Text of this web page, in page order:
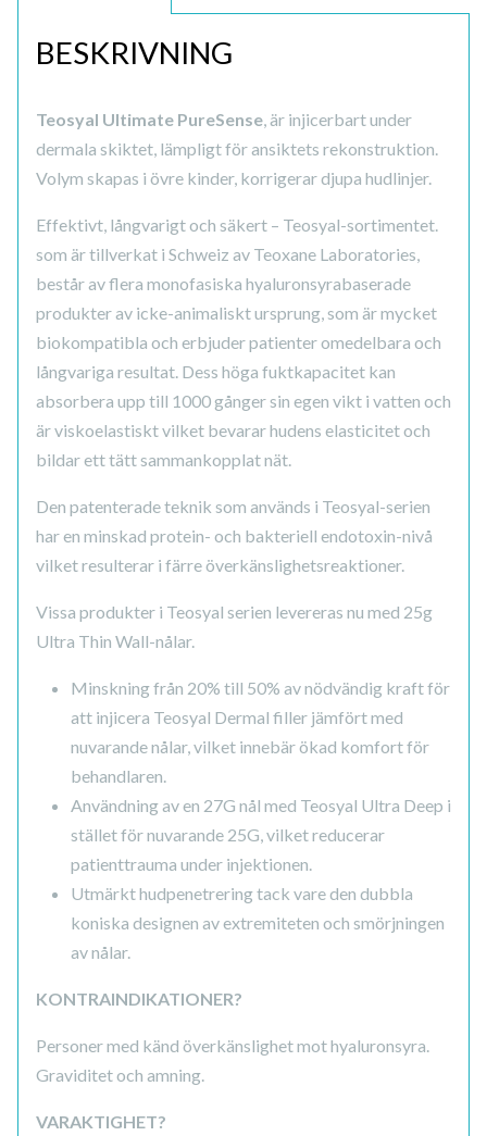
BESKRIVNING
Teosyal Ultimate PureSense, är injicerbart under
dermala skiktet, lämpligt för ansiktets rekonstruktion.
Volym skapas i övre kinder, korrigerar djupa hudlinjer.
Effektivt, långvarigt och säkert – Teosyal-sortimentet.
som är tillverkat i Schweiz av Teoxane Laboratories,
består av flera monofasiska hyaluronsyrabaserade
produkter av icke-animaliskt ursprung, som är mycket
biokompatibla och erbjuder patienter omedelbara och
långvariga resultat. Dess höga fuktkapacitet kan
absorbera upp till 1000 gånger sin egen vikt i vatten och
är viskoelastiskt vilket bevarar hudens elasticitet och
bildar ett tätt sammankopplat nät.
Den patenterade teknik som används i Teosyal-serien
har en minskad protein- och bakteriell endotoxin-nivå
vilket resulterar i färre överkänslighetsreaktioner.
Vissa produkter i Teosyal serien levereras nu med 25g
Ultra Thin Wall-nålar.
Minskning från 20% till 50% av nödvändig kraft för
att injicera Teosyal Dermal filler jämfört med
nuvarande nålar, vilket innebär ökad komfort för
behandlaren.
Användning av en 27G nål med Teosyal Ultra Deep i
stället för nuvarande 25G, vilket reducerar
patienttrauma under injektionen.
Utmärkt hudpenetrering tack vare den dubbla
koniska designen av extremiteten och smörjningen
av nålar.
KONTRAINDIKATIONER?
Personer med känd överkänslighet mot hyaluronsyra.
Graviditet och amning.
VARAKTIGHET?